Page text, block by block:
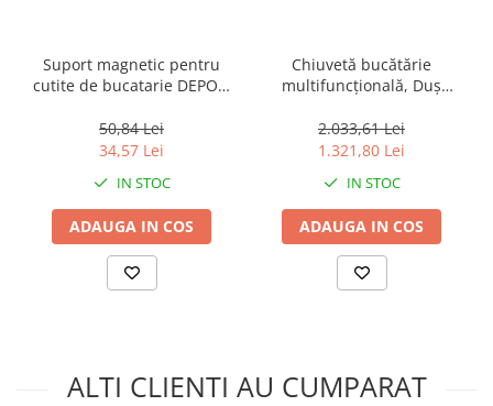
Suport magnetic pentru
cutite de bucatarie DEPOX,
50,84 Lei
34,57 Lei
IN STOC
ADAUGA IN COS
Chiuvetă bucătărie
multifuncțională, Duș
LCD Temperatură, 2 Jeturi
Apă, Negru, 75x46 cm
2.033,61 Lei
1.321,80 Lei
IN STOC
ADAUGA IN COS
ALTI CLIENTI AU CUMPARAT